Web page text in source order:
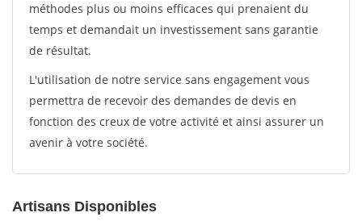
méthodes plus ou moins efficaces qui prenaient du
temps et demandait un investissement sans garantie
de résultat.
L'utilisation de notre service sans engagement vous
permettra de recevoir des demandes de devis en
fonction des creux de votre activité et ainsi assurer un
avenir à votre société.
Artisans Disponibles